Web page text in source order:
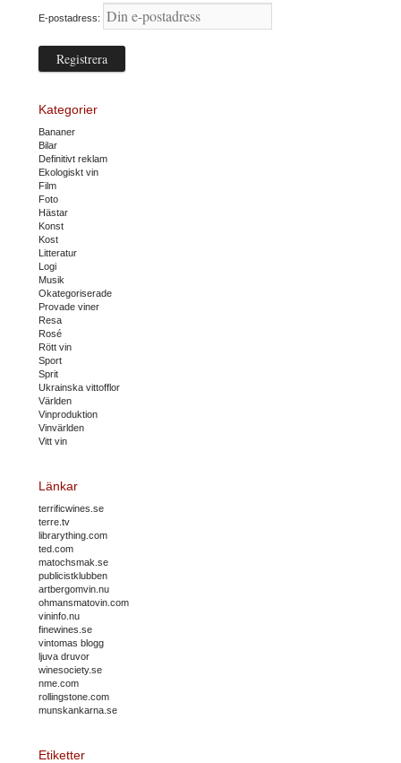
E-postadress:
Kategorier
Bananer
Bilar
Definitivt reklam
Ekologiskt vin
Film
Foto
Hästar
Konst
Kost
Litteratur
Logi
Musik
Okategoriserade
Provade viner
Resa
Rosé
Rött vin
Sport
Sprit
Ukrainska vittofflor
Världen
Vinproduktion
Vinvärlden
Vitt vin
Länkar
terrificwines.se
terre.tv
librarything.com
ted.com
matochsmak.se
publicistklubben
artbergomvin.nu
ohmansmatovin.com
vininfo.nu
finewines.se
vintomas blogg
ljuva druvor
winesociety.se
nme.com
rollingstone.com
munskankarna.se
Etiketter